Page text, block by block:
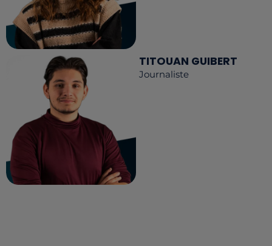
TITOUAN GUIBERT
Journaliste